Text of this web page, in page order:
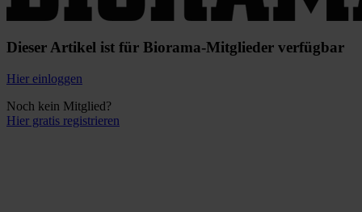
Dieser Artikel ist für Biorama-Mitglieder verfügbar
Hier einloggen
Noch kein Mitglied?
Hier gratis registrieren